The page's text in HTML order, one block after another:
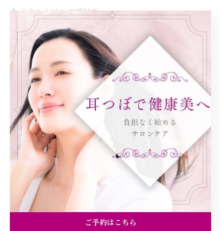
📩 カウンセリング受付中
@salon.fumin
< 前のページ 一覧に戻る 次のページ >
カテゴリー Categories
全てのカテゴリー
健康ご予約はこちら